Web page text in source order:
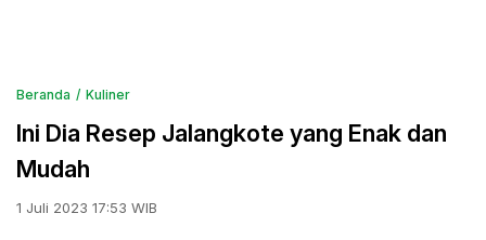
Beranda Kuliner
Ini Dia Resep Jalangkote yang Enak dan
Mudah
1 Juli 2023 17:53 WIB